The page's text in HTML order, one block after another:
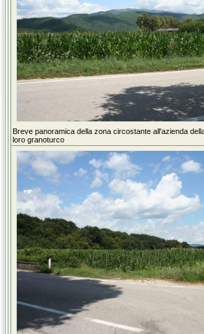
Breve panoramica della zona circostante all'azienda
loro granoturco